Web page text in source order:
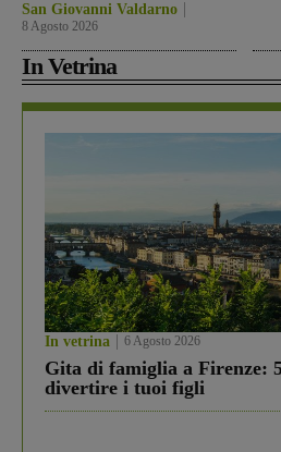
San Giovanni Valdarno
8 Agosto 2026
In Vetrina
In vetrina 6 Agosto 2026
Gita di famiglia a Firenze:
divertire i tuoi figli